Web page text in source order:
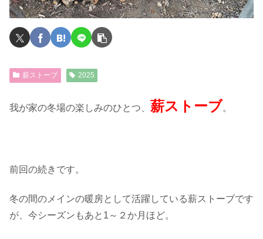
薪ストーブ 2025
我が家の冬場の楽しみのひとつ、 薪ストーブ。
前回の続きです。
冬の間のメインの暖房として活躍している薪ストーブです
が、今シーズンもあと1～２か月ほど。